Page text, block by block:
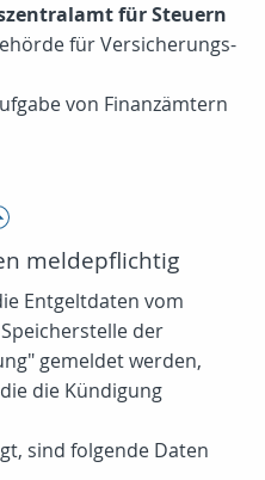
für Steuern
für Versicherungs-
von Finanzämtern
meldepflichtig
Entgeltdaten vom
der
gemeldet werden,
die Kündigung
sind folgende Daten